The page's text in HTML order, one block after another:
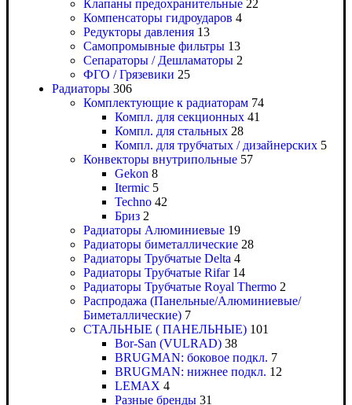
Клапаны предохранительные 22
Компенсаторы гидроударов 4
Редукторы давления 13
Самопромывные фильтры 13
Сепараторы / Дешламаторы 2
ФГО / Грязевики 25
Радиаторы 306
Комплектующие к радиаторам 74
Компл. для секционных 41
Компл. для стальных 28
Компл. для трубчатых / дизайнерских 5
Конвекторы внутрипольные 57
Gekon 8
Itermic 5
Techno 42
Бриз 2
Радиаторы Алюминиевые 19
Радиаторы биметаллические 28
Радиаторы Трубчатые Delta 4
Радиаторы Трубчатые Rifar 14
Радиаторы Трубчатые Royal Thermo 2
Распродажа (Панельные/Алюминиевые/
Биметаллические) 7
СТАЛЬНЫЕ ( ПАНЕЛЬНЫЕ) 101
Bor-San (VULRAD) 38
BRUGMAN: боковое подкл. 7
BRUGMAN: нижнее подкл. 12
LEMAX 4
Разные бренды 31